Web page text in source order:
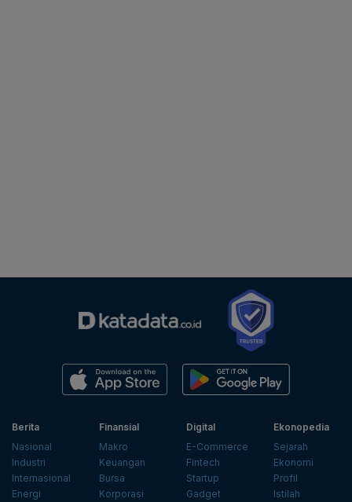
Berita
Nasional
Industri
Internasional
Energi
Finansial
Makro
Keuangan
Bursa
Korporasi
Digital
E-Commerce
Fintech
Startup
Gadget
Ekonopedia
Sejarah
Ekonomi
Profil
Istilah